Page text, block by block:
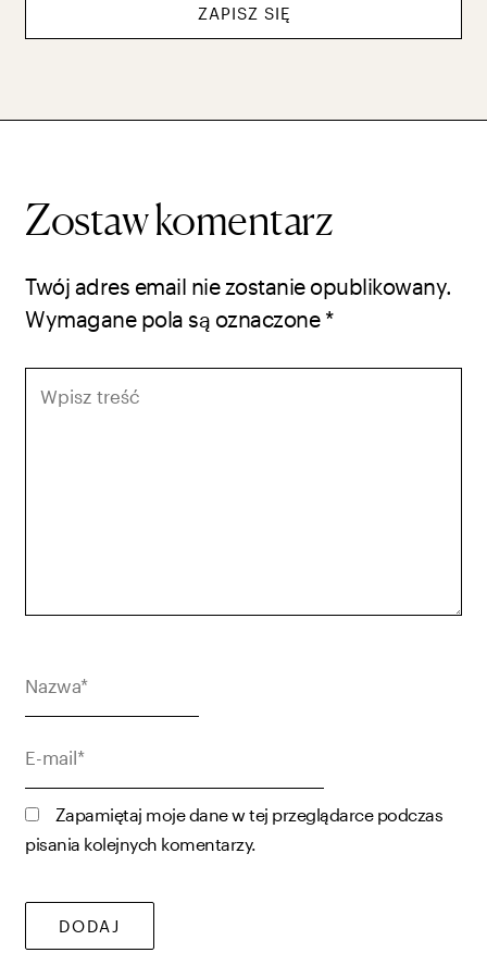
ZAPISZ SIĘ
Zostaw komentarz
Twój adres email nie zostanie opublikowany.
Wymagane pola są oznaczone *
treść
mail*
Zapamiętaj moje dane w tej przeglądarce podczas
pisania kolejnych komentarzy.